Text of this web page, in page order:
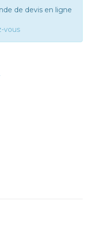
de devis en ligne
vous